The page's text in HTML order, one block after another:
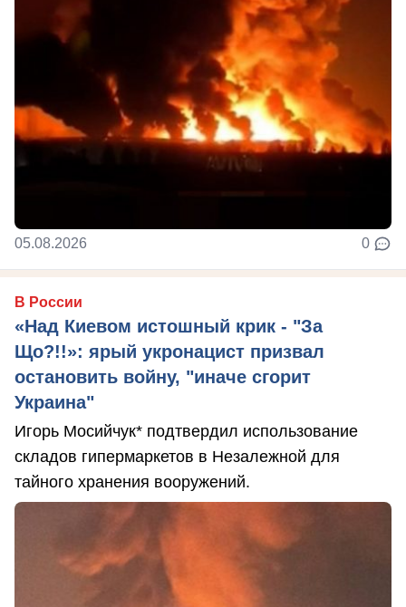
05.08.2026 0
В России
«Над Киевом истошный крик - "За
Що?!!»: ярый укронацист призвал
остановить войну, "иначе сгорит
Украина"
Игорь Мосийчук* подтвердил использование
складов гипермаркетов в Незалежной для
тайного хранения вооружений.